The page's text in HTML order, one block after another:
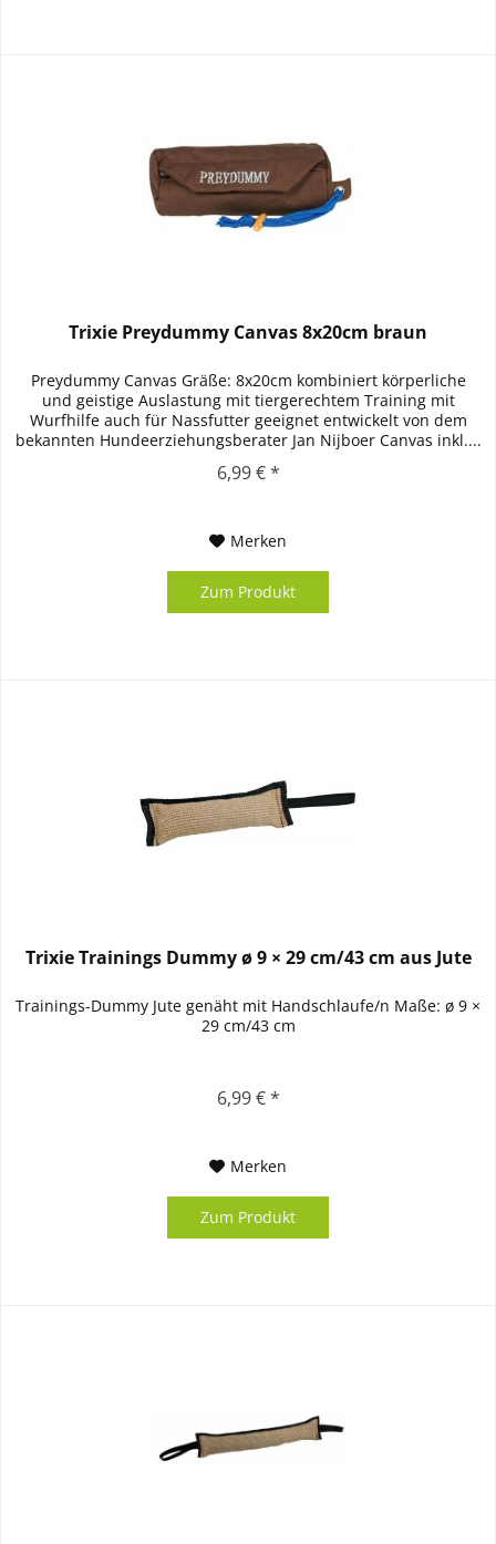
Trixie Preydummy Canvas 8x20cm braun
Preydummy Canvas Gräße: 8x20cm kombiniert körperliche
und geistige Auslastung mit tiergerechtem Training mit
Wurfhilfe auch für Nassfutter geeignet entwickelt von dem
bekannten Hundeerziehungsberater Jan Nijboer Canvas inkl....
6,99 € *
Merken
Zum Produkt
Trixie Trainings Dummy ø 9 × 29 cm/43 cm aus Jute
Trainings-Dummy Jute genäht mit Handschlaufe/n Maße: ø 9 ×
29 cm/43 cm
6,99 € *
Merken
Zum Produkt